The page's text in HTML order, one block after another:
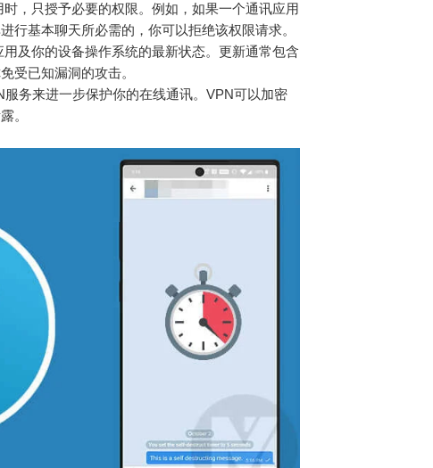
，只授予必要的权限。例如，如果一个通讯应用
行基本聊天所必需的，你可以拒绝该权限请求。
用及你的设备操作系统的最新状态。更新通常包含
受已知漏洞的攻击。
服务来进一步保护你的在线通讯。VPN可以加密
。